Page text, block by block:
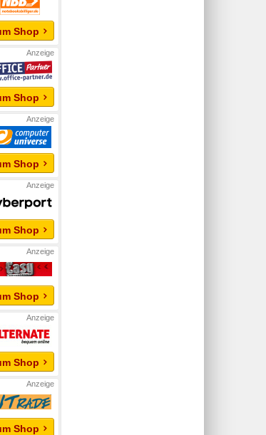
Shop
Shop
Shop
Shop
Shop
Shop
Shop